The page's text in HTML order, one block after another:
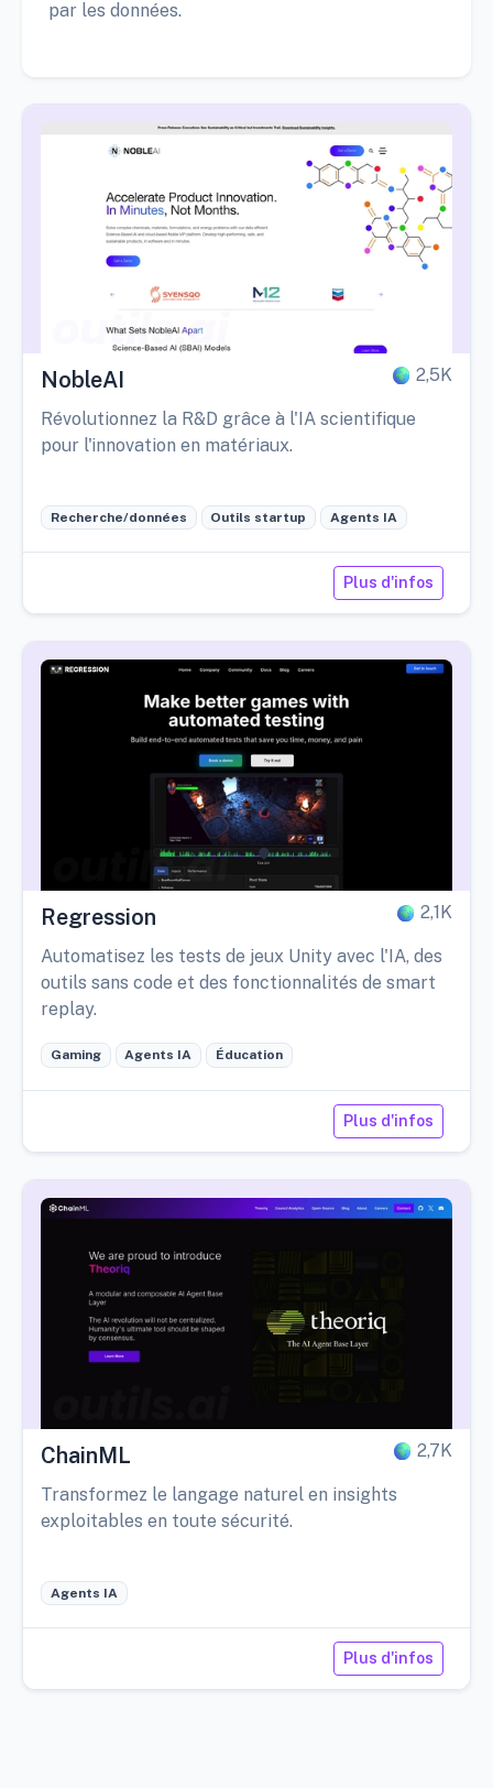
par les données.
NobleAI 2,5K
Révolutionnez la R&D grâce à l'IA scientifique
pour l'innovation en matériaux.
Recherche/données Outils startup Agents IA
Plus d'infos
Regression 2,1K
Automatisez les tests de jeux Unity avec l'IA, des
outils sans code et des fonctionnalités de smart
replay.
Gaming Agents IA Éducation
Plus d'infos
ChainML 2,7K
Transformez le langage naturel en insights
exploitables en toute sécurité.
Agents IA
Plus d'infos